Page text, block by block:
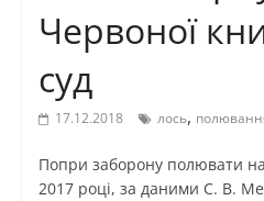
Червоної
суд
17.12.2018 лось,
Попри заборону полювати
2017 році, за даними С. В.